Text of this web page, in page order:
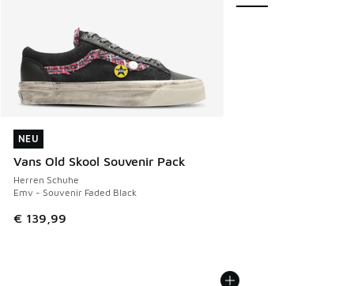
NEU
Vans Old Skool Souvenir Pack
Herren Schuhe
Emv - Souvenir Faded Black
€ 139,99
NEU